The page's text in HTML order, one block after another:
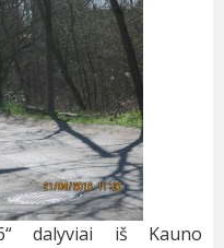
dalyviai iš Kauno